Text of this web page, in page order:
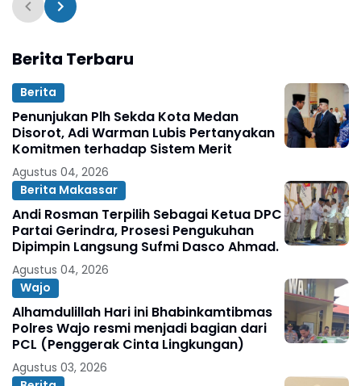
Berita Terbaru
Berita
Penunjukan Plh Sekda Kota Medan
Disorot, Adi Warman Lubis Pertanyakan
Komitmen terhadap Sistem Merit
Agustus 04, 2026
Berita Makassar
Andi Rosman Terpilih Sebagai Ketua DPC
Partai Gerindra, Prosesi Pengukuhan
Dipimpin Langsung Sufmi Dasco Ahmad.
Agustus 04, 2026
Wajo
Alhamdulillah Hari ini Bhabinkamtibmas
Polres Wajo resmi menjadi bagian dari
PCL (Penggerak Cinta Lingkungan)
Agustus 03, 2026